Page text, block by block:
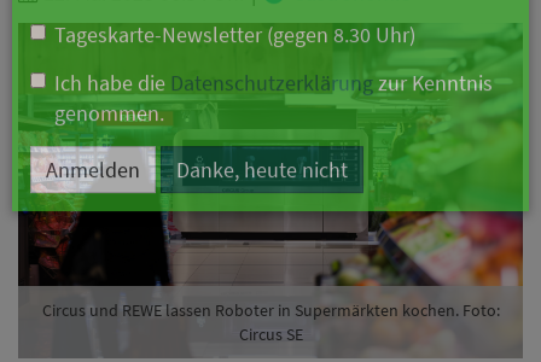
Circus und REWE lassen Roboter in Supermärkten kochen. Foto:
Circus SE
Branche
Ich möchte folgende Newsletter erhalten
Tageskarte-Newsletter (gegen 8.30 Uhr)
Ich habe dieDatenschutzerklärungzur Kenntnis
genommen.